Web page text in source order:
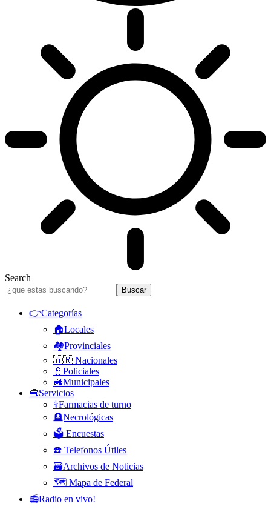
Search
👉Categorías
🏠Locales
🏘️Provinciales
🇦🇷 Nacionales
👮Policiales
🚜Municipales
🧰Servicios
⚕️Farmacias de turno
🪦Necrológicas
🗳️ Encuestas
☎️ Telefonos Útiles
🗃️Archivos de Noticias
🗺️ Mapa de Federal
📻Radio en vivo!